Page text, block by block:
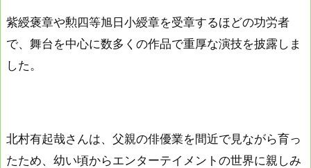
紫綬褒章や勲四等旭日小綬章を受章するほどの功労者
で、舞台を中心に数多くの作品で重厚な演技を披露しま
した。
北村有起哉さんは、父親の俳優業を間近で見ながら育っ
たため、幼い頃からエンターテイメントの世界に親しみ